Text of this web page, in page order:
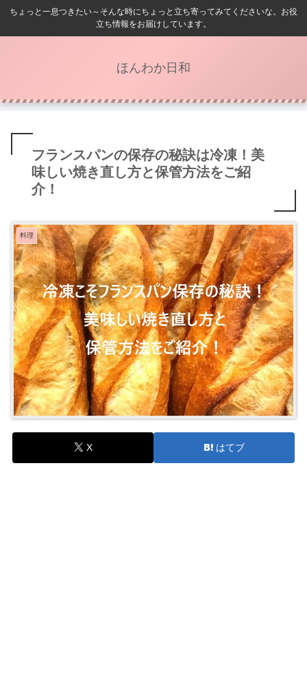
ちょっと一息つきたい～そんな時にちょっと立ち寄ってみてくださいな。お役
立ち情報をお届けしています。
ほんわか日和
フランスパンの保存の秘訣は冷凍！美
味しい焼き直し方と保管方法をご紹
介！
料理
X はてブ